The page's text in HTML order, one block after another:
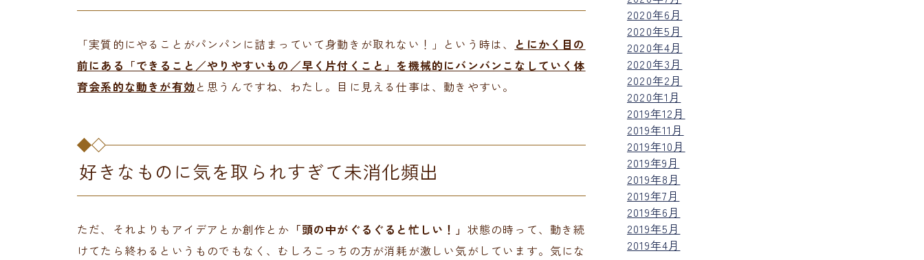
「実質的にやることがパンパンに詰まっていて身動きが取れない！」という時は、
とにかく目の
前にある「できること／やりやすいもの／早く片付くこと」を機械的にバンバンこなしていく体
育会系的な動きが有効 と思うんですね、わたし。目に見える仕事は、動きやすい。
好きなものに気を取られすぎて未消化頻出
ただ、それよりもアイデアとか創作とか 「頭の中がぐるぐると忙しい！」 状態の時って、動き続
けてたら終わるというものでもなく、むしろこっちの方が消耗が激しい気がしています。気にな
2020年6月
2020年5月
2020年4月
2020年3月
2020年2月
2020年1月
2019年12月
2019年11月
2019年10月
2019年9月
2019年8月
2019年7月
2019年6月
2019年5月
2019年4月